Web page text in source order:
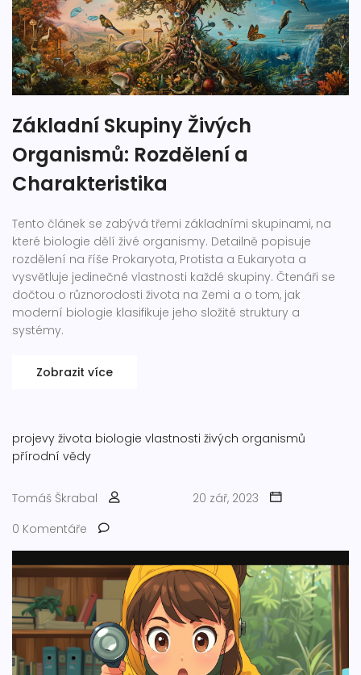
Základní Skupiny Živých
Organismů: Rozdělení a
Charakteristika
Tento článek se zabývá třemi základními skupinami, na
které biologie dělí živé organismy. Detailně popisuje
rozdělení na říše Prokaryota, Protista a Eukaryota a
vysvětluje jedinečné vlastnosti každé skupiny. Čtenáři se
dočtou o různorodosti života na Zemi a o tom, jak
moderní biologie klasifikuje jeho složité struktury a
systémy.
Zobrazit více
projevy života biologie vlastnosti živých organismů
přírodní vědy
Tomáš Škrabal
20 zář, 2023
0 Komentáře